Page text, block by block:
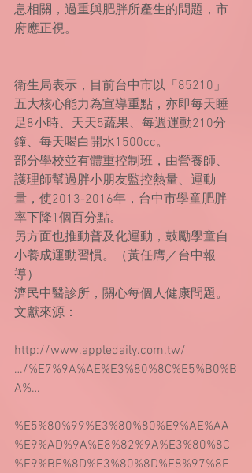
息相關，過重與肥胖所產生的問題，市
府應正視。
衛生局表示，目前台中市以「85210」
五大核心能力為宣導重點，亦即每天睡
足8小時、天天5蔬果、每週運動210分
鐘、每天喝白開水1500cc。
部分學校並有體重控制班，由營養師、
護理師幫過胖小朋友監控熱量、運動
量，使2013-2016年，台中市學童肥胖
率下降1個百分點。
另方面也推動普及化運動，鼓勵學童自
小養成運動習慣。（黃任膺／台中報
導）
濟民中醫診所，關心每個人健康問題。
文獻來源：
http://www.appledaily.com.tw/
…/%E7%9A%AE%E3%80%8C%E5%B0%B
A%…
%E5%80%99%E3%80%80%E9%AE%AA
%E9%AD%9A%E8%82%9A%E3%80%8C
%E9%BE%8D%E3%80%8D%E8%97%8F